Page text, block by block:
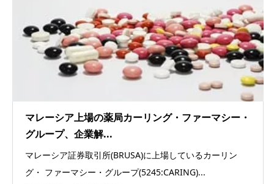
マレーシア上場の薬局カーリング・ファーマシー・
グループ、企業解...
マレーシア証券取引所(BRUSA)に上場しているカーリン
グ・ ファーマシー・グループ(5245:CARING)...